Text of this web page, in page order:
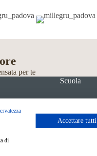
per te
Scuola
di
Accettare tutti